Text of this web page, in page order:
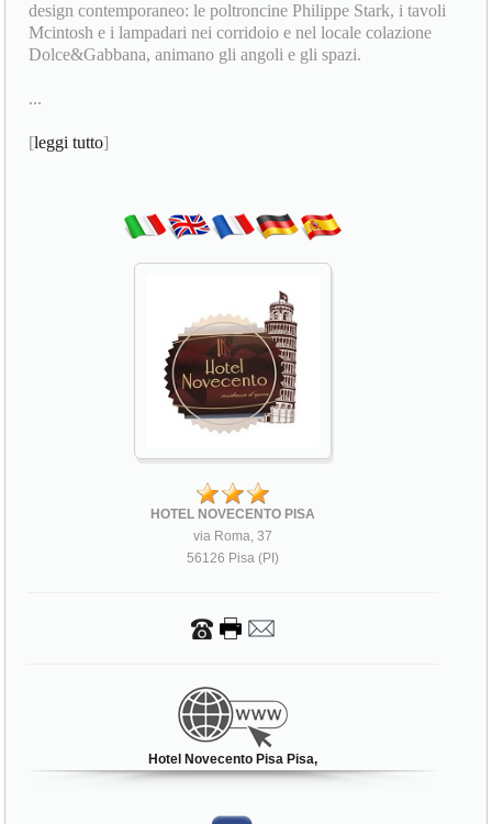
design contemporaneo: le poltroncine Philippe Stark, i tavoli
Mcintosh e i lampadari nei corridoio e nel locale colazione
Dolce&Gabbana, animano gli angoli e gli spazi.
...
[leggi tutto]
HOTEL NOVECENTO PISA
via Roma, 37
56126 Pisa (PI)
Hotel Novecento Pisa Pisa,